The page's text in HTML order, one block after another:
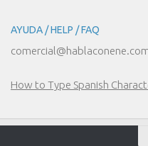
AYUDA / HELP / FAQ
How to Type Spanish